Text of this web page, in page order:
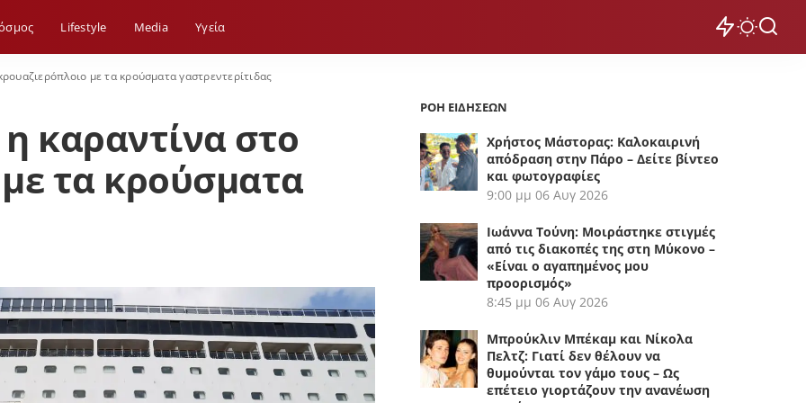
Lifestyle Media Yγεία
με τα κρούσματα γαστρεντερίτιδας
καραντίνα στο
τα κρούσματα
ΡΟΗ ΕΙΔΗΣΕΩΝ
Χρήστος Μάστορας: Καλοκαιρινή
απόδραση στην Πάρο – Δείτε βίντεο
και φωτογραφίες
9:00 μμ 06 Αυγ 2026
Ιωάννα Τούνη: Μοιράστηκε στιγμές
από τις διακοπές της στη Μύκονο –
«Είναι ο αγαπημένος μου
προορισμός»
8:45 μμ 06 Αυγ 2026
Μπρούκλιν Μπέκαμ και Νίκολα
Πελτζ: Γιατί δεν θέλουν να
θυμούνται τον γάμο τους – Ως
επέτειο γιορτάζουν την ανανέωση